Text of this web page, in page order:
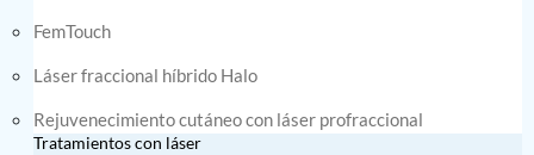
FemTouch
Láser fraccional híbrido Halo
Rejuvenecimiento cutáneo con láser profraccional
Tratamientos con láser